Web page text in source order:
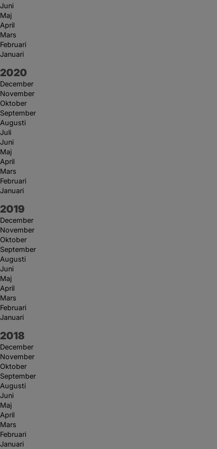
Juni
Maj
April
Mars
Februari
Januari
År:
2020
December
November
Oktober
September
Augusti
Juli
Juni
Maj
April
Mars
Februari
Januari
År:
2019
December
November
Oktober
September
Augusti
Juni
Maj
April
Mars
Februari
Januari
År:
2018
December
November
Oktober
September
Augusti
Juni
Maj
April
Mars
Februari
Januari